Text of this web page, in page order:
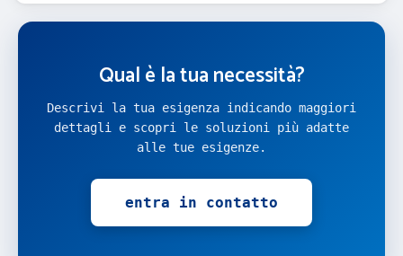
Qual è la tua necessità?
Descrivi la tua esigenza indicando maggiori
dettagli e scopri le soluzioni più adatte
alle tue esigenze.
entra in contatto